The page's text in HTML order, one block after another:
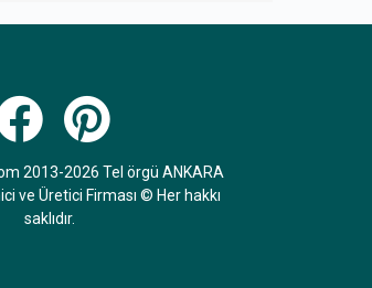
2013-2026 Tel örgü ANKARA
ve Üretici Firması © Her hakkı
saklıdır.